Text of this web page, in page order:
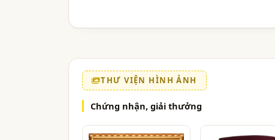
THƯ VIỆN HÌNH ẢNH
Chứng nhận, giải thưởng